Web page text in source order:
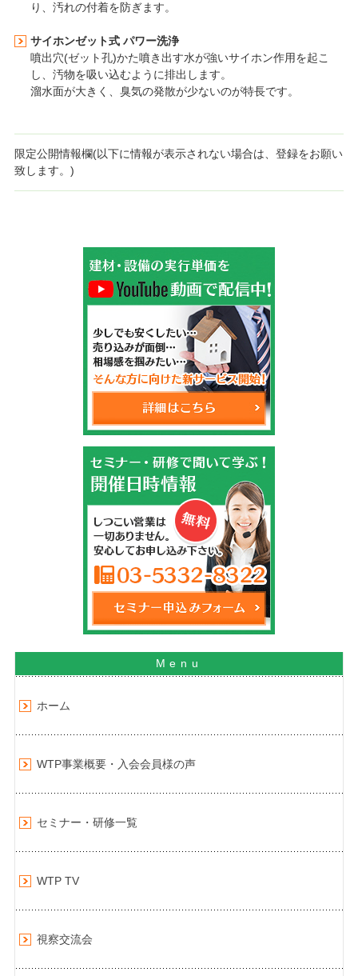
り、 汚れの付着を防ぎます。
サイホンゼット式 パワー洗浄
噴出穴(ゼット孔)かた噴き出す水が強いサイホン作用を起こ
し、汚物を吸い込むように排出します。
溜水面が大きく、臭気の発散が少ないのが特長です。
限定公開情報欄(以下に情報が表示されない場合は、登録をお願い
致します。)
ホーム
WTP事業概要・入会会員様の声
セミナー・研修一覧
WTP TV
視察交流会